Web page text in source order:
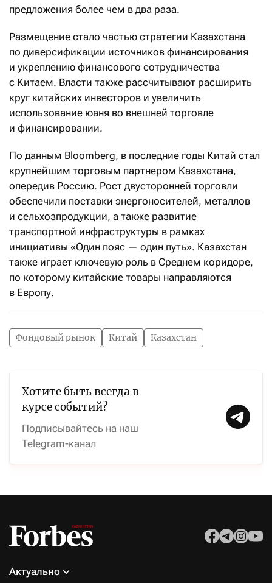
предложения более чем в два раза.
Размещение стало частью стратегии Казахстана
по диверсификации источников финансирования
и укреплению финансового сотрудничества
с Китаем. Власти также рассчитывают расширить
круг китайских инвесторов и увеличить
использование юаня во внешней торговле
и финансировании.
По данным Bloomberg, в последние годы Китай стал
крупнейшим торговым партнером Казахстана,
опередив Россию. Рост двусторонней торговли
обеспечили поставки энергоносителей, металлов
и сельхозпродукции, а также развитие
транспортной инфраструктуры в рамках
инициативы «Один пояс — один путь». Казахстан
также играет ключевую роль в Среднем коридоре,
по которому китайские товары направляются
в Европу.
Фондовый рынок Китай Казахстан
Хотите быть всегда в
курсе событий?
Подписывайтесь на наш
Telegram-канал
Актуально